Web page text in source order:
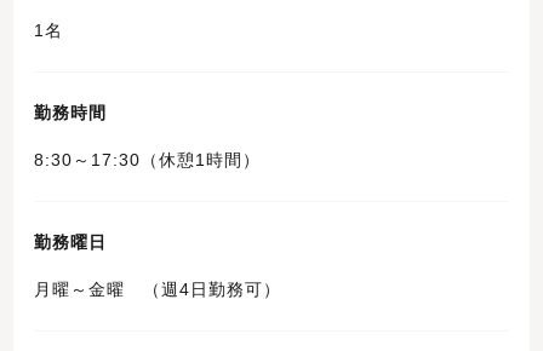
1名
勤務時間
8:30～17:30（休憩1時間）
勤務曜日
月曜～金曜 （週4日勤務可）